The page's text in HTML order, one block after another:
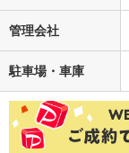
管理会社
駐車場・車庫